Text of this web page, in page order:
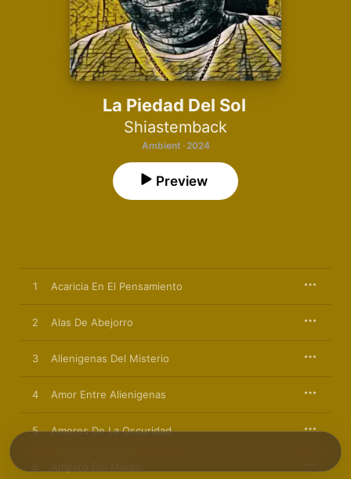
La Piedad Del Sol
Shiastemback
Ambient · 2024
Preview
1 Acaricia En El Pensamiento
2 Alas De Abejorro
3 Alienigenas Del Misterio
4 Amor Entre Alienigenas
5 Amores De La Oscuridad
6 Amparo Del Miedo